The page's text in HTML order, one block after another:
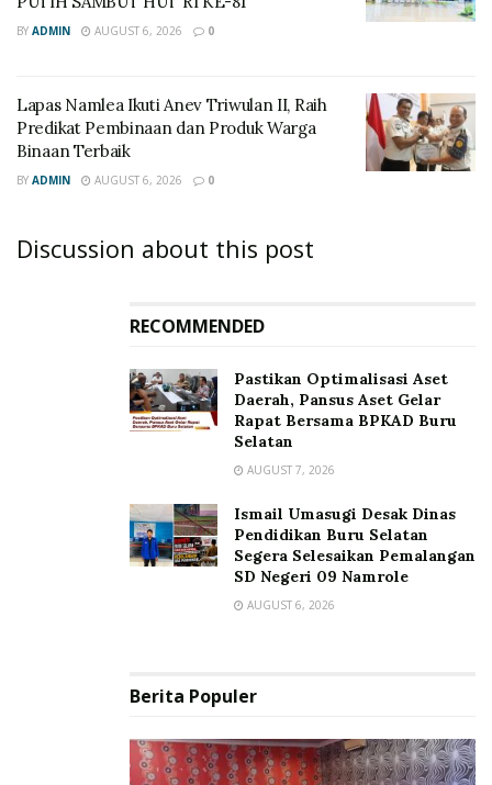
BY ADMIN AUGUST 6, 2026 0
Lapas Namlea Ikuti Anev Triwulan II, Raih
Predikat Pembinaan dan Produk Warga
Binaan Terbaik
BY ADMIN AUGUST 6, 2026 0
Discussion about this post
RECOMMENDED
Pastikan Optimalisasi Aset
Daerah, Pansus Aset Gelar
Rapat Bersama BPKAD Buru
Selatan
AUGUST 7, 2026
Ismail Umasugi Desak Dinas
Pendidikan Buru Selatan
Segera Selesaikan Pemalangan
SD Negeri 09 Namrole
AUGUST 6, 2026
Berita Populer